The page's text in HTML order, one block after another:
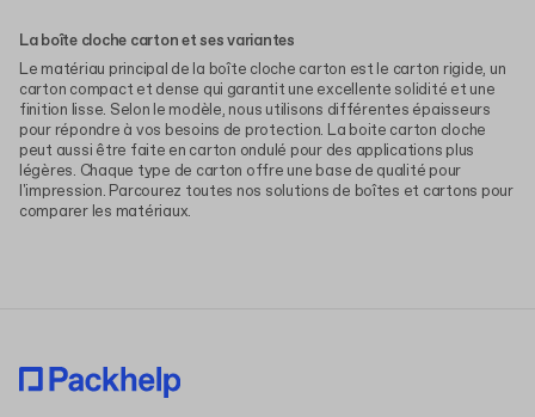
La boîte cloche carton et ses variantes
Le matériau principal de la boîte cloche carton est le carton rigide, un
carton compact et dense qui garantit une excellente solidité et une
finition lisse. Selon le modèle, nous utilisons différentes épaisseurs
pour répondre à vos besoins de protection. La boite carton cloche
peut aussi être faite en carton ondulé pour des applications plus
légères. Chaque type de carton offre une base de qualité pour
l'impression. Parcourez toutes nos solutions de boîtes et cartons pour
comparer les matériaux.